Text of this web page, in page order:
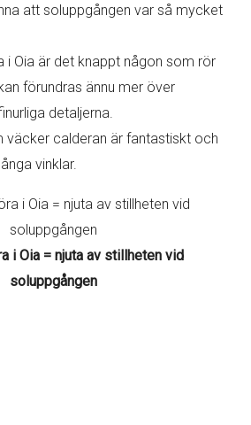
att soluppgången var så mycket
i Oia är det knappt någon som rör
förundras ännu mer över
detaljerna.
väcker calderan är fantastiskt och
vinklar.
i Oia = njuta av stillheten vid
soluppgången